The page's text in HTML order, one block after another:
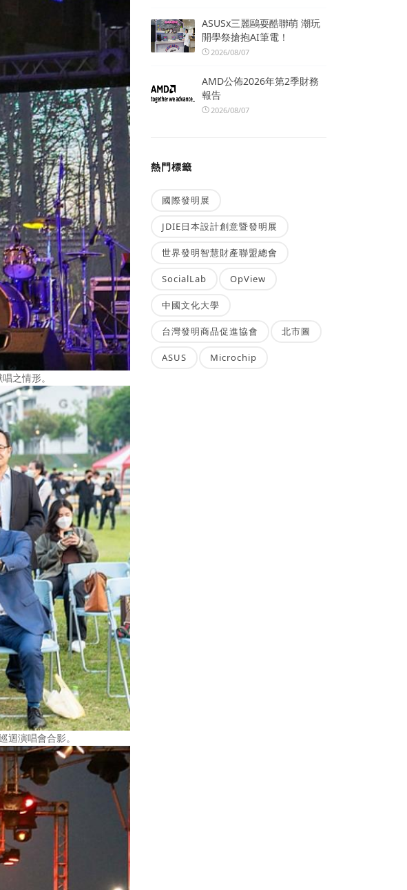
之情形。
演唱會合影。
ASUSx三麗鷗耍酷聯萌 潮玩
開學祭搶抱AI筆電！
2026/08/07
AMD公佈2026年第2季財務
報告
2026/08/07
熱門標籤
國際發明展
JDIE日本設計創意暨發明展
世界發明智慧財產聯盟總會
SocialLab OpView
中國文化大學
台灣發明商品促進協會 北市圖
ASUS Microchip